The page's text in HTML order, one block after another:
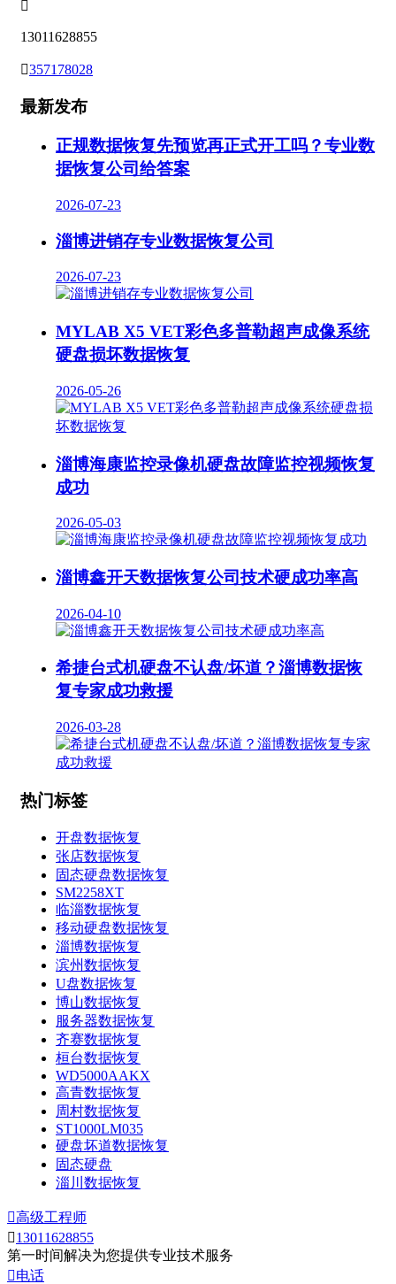

13011628855
357178028
最新发布
正规数据恢复先预览再正式开工吗？专业数
据恢复公司给答案
2026-07-23
淄博进销存专业数据恢复公司
2026-07-23
MYLAB X5 VET彩色多普勒超声成像系统
硬盘损坏数据恢复
2026-05-26
淄博海康监控录像机硬盘故障监控视频恢复
成功
2026-05-03
淄博鑫开天数据恢复公司技术硬成功率高
2026-04-10
希捷台式机硬盘不认盘/坏道？淄博数据恢
复专家成功救援
2026-03-28
热门标签
开盘数据恢复
张店数据恢复
固态硬盘数据恢复
SM2258XT
临淄数据恢复
移动硬盘数据恢复
淄博数据恢复
滨州数据恢复
U盘数据恢复
博山数据恢复
服务器数据恢复
齐赛数据恢复
桓台数据恢复
WD5000AAKX
高青数据恢复
周村数据恢复
ST1000LM035
硬盘坏道数据恢复
固态硬盘
淄川数据恢复
高级工程师
13011628855
第一时间解决为您提供专业技术服务
电话